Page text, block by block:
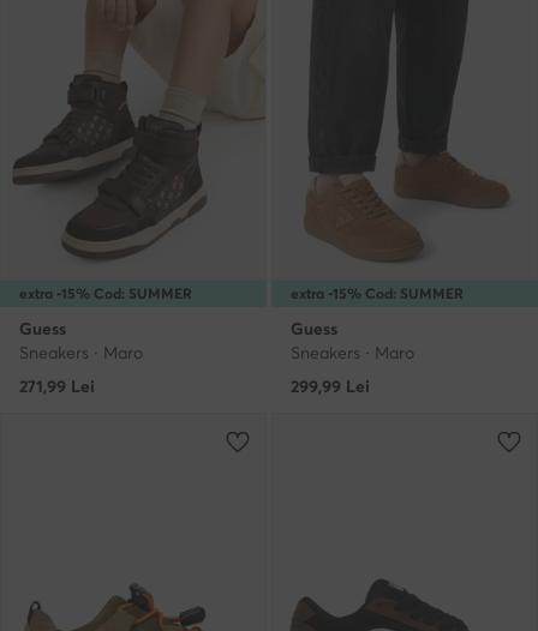
extra -15% Cod: SUMMER
Guess
Sneakers · Maro
271,99 Lei
extra -15% Cod: SUMMER
Guess
Sneakers · Maro
299,99 Lei